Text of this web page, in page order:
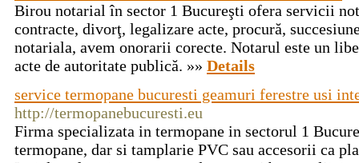
Birou notarial în sector 1 Bucureşti ofera servicii
contracte, divorţ, legalizare acte, procură,
notariala, avem onorarii corecte. Notarul este un
acte de autoritate publică. »» Details
service termopane bucuresti geamuri ferestre usi
http://termopanebucuresti.eu
Firma specializata in termopane in sectorul 1
termopane, dar si tamplarie PVC sau accesorii ca